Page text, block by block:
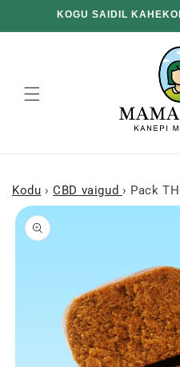
sisu
KOGU SAIDIL
Kodu › CBD vaigud › Pack
Mine
tooteinfo
juurde